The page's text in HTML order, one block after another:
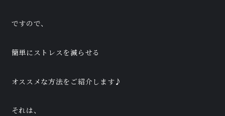
ですので、
簡単にストレスを減らせる
オススメな方法をご紹介します♪
それは、